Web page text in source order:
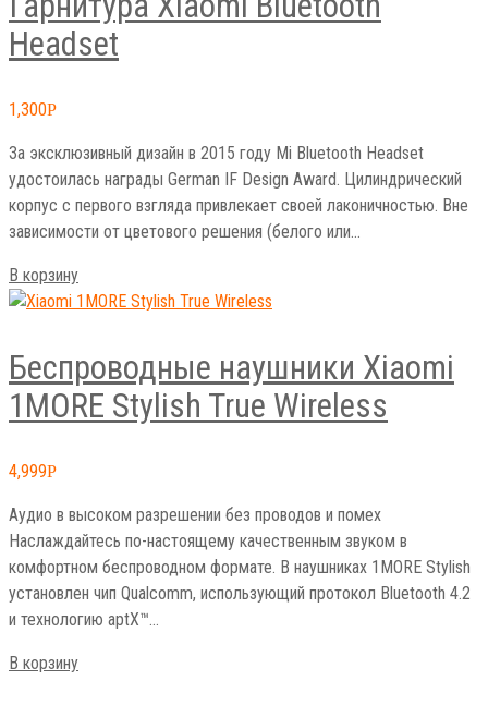
Headset
1,300Р
За эксклюзивный дизайн в 2015 году Mi Bluetooth Headset
удостоилась награды German IF Design Award. Цилиндрический
корпус с первого взгляда привлекает своей лаконичностью. Вне
зависимости от цветового решения (белого или…
В корзину
Беспроводные наушники Xiaomi
1MORE Stylish True Wireless
4,999Р
Аудио в высоком разрешении без проводов и помех
Наслаждайтесь по-настоящему качественным звуком в
комфортном беспроводном формате. В наушниках 1MORE Stylish
установлен чип Qualcomm, использующий протокол Bluetooth 4.2
и технологию aptX™…
В корзину